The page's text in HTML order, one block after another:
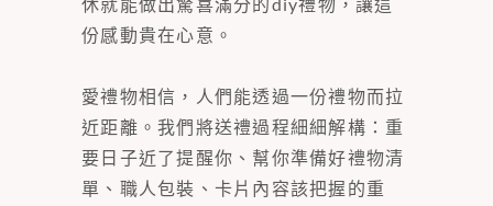
份感動貴在心意。
愛禮物相信，人們能透過一份禮物而拉
近距離。我們將送禮過程細細解構：重
要日子近了提醒你、幫你準備好禮物清
單、職人包裝、卡片內容該把握的重